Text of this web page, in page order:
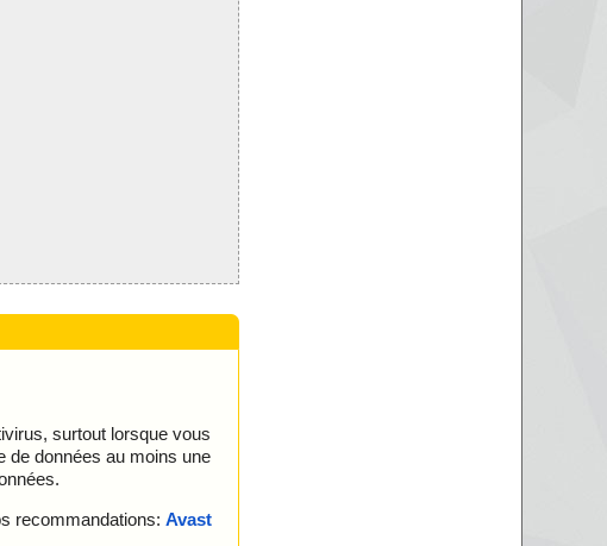
surtout lorsque vous
de données au moins une
recommandations: Avast